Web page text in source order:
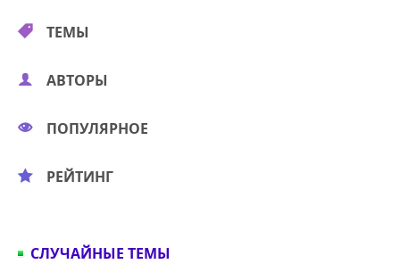
ТЕМЫ
АВТОРЫ
ПОПУЛЯРНОЕ
РЕЙТИНГ
СЛУЧАЙНЫЕ ТЕМЫ